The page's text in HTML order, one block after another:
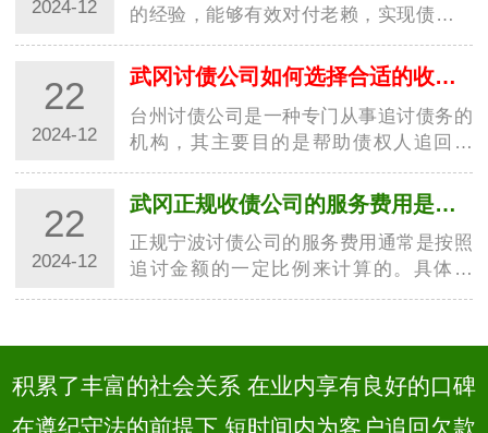
2024-12
的经验，能够有效对付老赖，实现债务追
讨的目标。这些高招的运用，让讨债行业
更加规范，并为债权人提供了更好的保
障。随着社会经济的发展，讨债行业也越
来越受到…
22
2024-12
武冈讨债公司如何选择合适的收费方式？
台州讨债公司是一种专门从事追讨债务的
机构，其主要目的是帮助债权人追回欠
款。在选择收费方式时，台州讨债公司需
要考虑多种因素，以确保能够满足客户的
需求并获得合理的收益。以下是一些常见
的收费方…
22
2024-12
武冈正规收债公司的服务费用是如何计算的？
正规宁波讨债公司的服务费用通常是按照
追讨金额的一定比例来计算的。具体来
说，服务费用通常由以下几个方面组成：
主要费用，通常是按照追讨金额的固定比
例来计算…
积累了丰富的社会关系 在业内享有良好的口碑
在遵纪守法的前提下 短时间内为客户追回欠款